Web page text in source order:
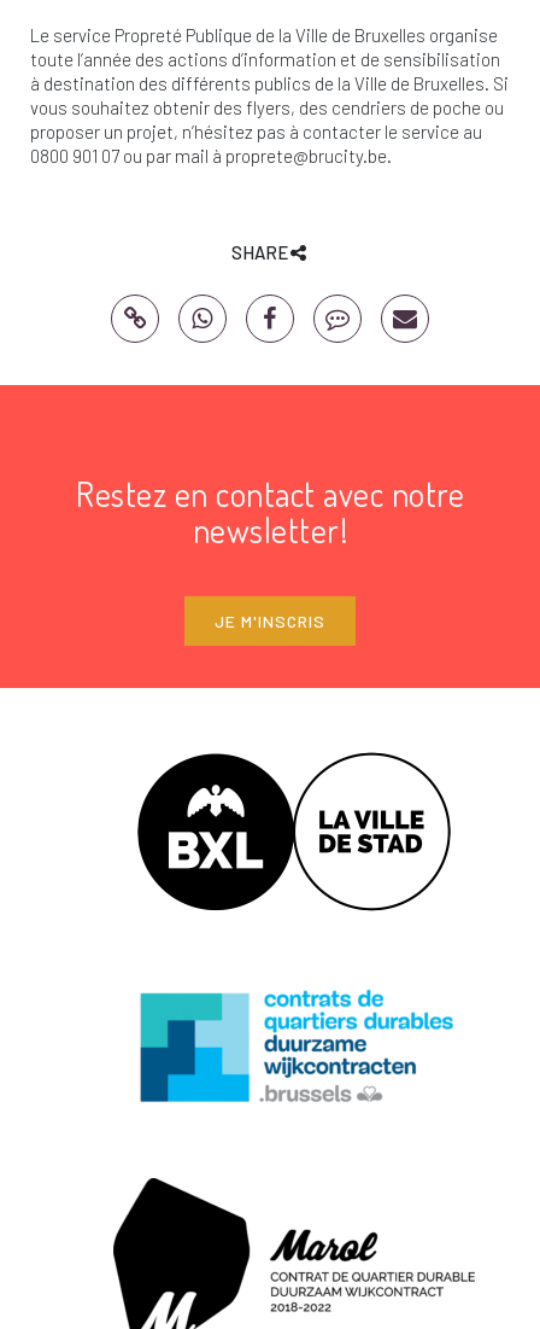
Le service Propreté Publique de la Ville de Bruxelles organise
toute l’année des actions d’information et de sensibilisation
à destination des différents publics de la Ville de Bruxelles. Si
vous souhaitez obtenir des flyers, des cendriers de poche ou
proposer un projet, n’hésitez pas à contacter le service au
0800 901 07 ou par mail à proprete@brucity.be.
SHARE
Restez en contact avec notre
newsletter!
JE M'INSCRIS